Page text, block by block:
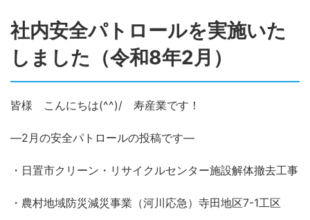
社内安全パトロールを実施いた
しました（令和8年2月）
皆様 こんにちは(^^)/ 寿産業です！
―2月の安全パトロールの投稿です―
・日置市クリーン・リサイクルセンター施設解体撤去工事
・農村地域防災減災事業（河川応急）寺田地区7-1工区